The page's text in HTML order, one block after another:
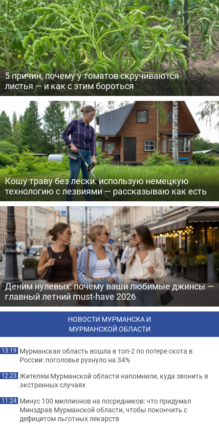
5 причин, почему у томатов скручиваются
листья — и как с этим бороться
Кошу траву без лески: использую немецкую
технологию с лезвиями — рассказываю как есть
Деним нулевых: почему ваши любимые джинсы —
главный летний must-have 2026
НОВОСТИ МУРМАНСКА И
МУРМАНСКОЙ ОБЛАСТИ
13:19 Мурманская область вошла в топ-2 по потере скота в
России: поголовье рухнуло на 34%
12:23 Жителям Мурманской области напомнили, куда звонить в
экстренных случаях
11:24 Минус 100 миллионов на посредников: что придумал
Минздрав Мурманской области, чтобы покончить с
дефицитом льготных лекарств